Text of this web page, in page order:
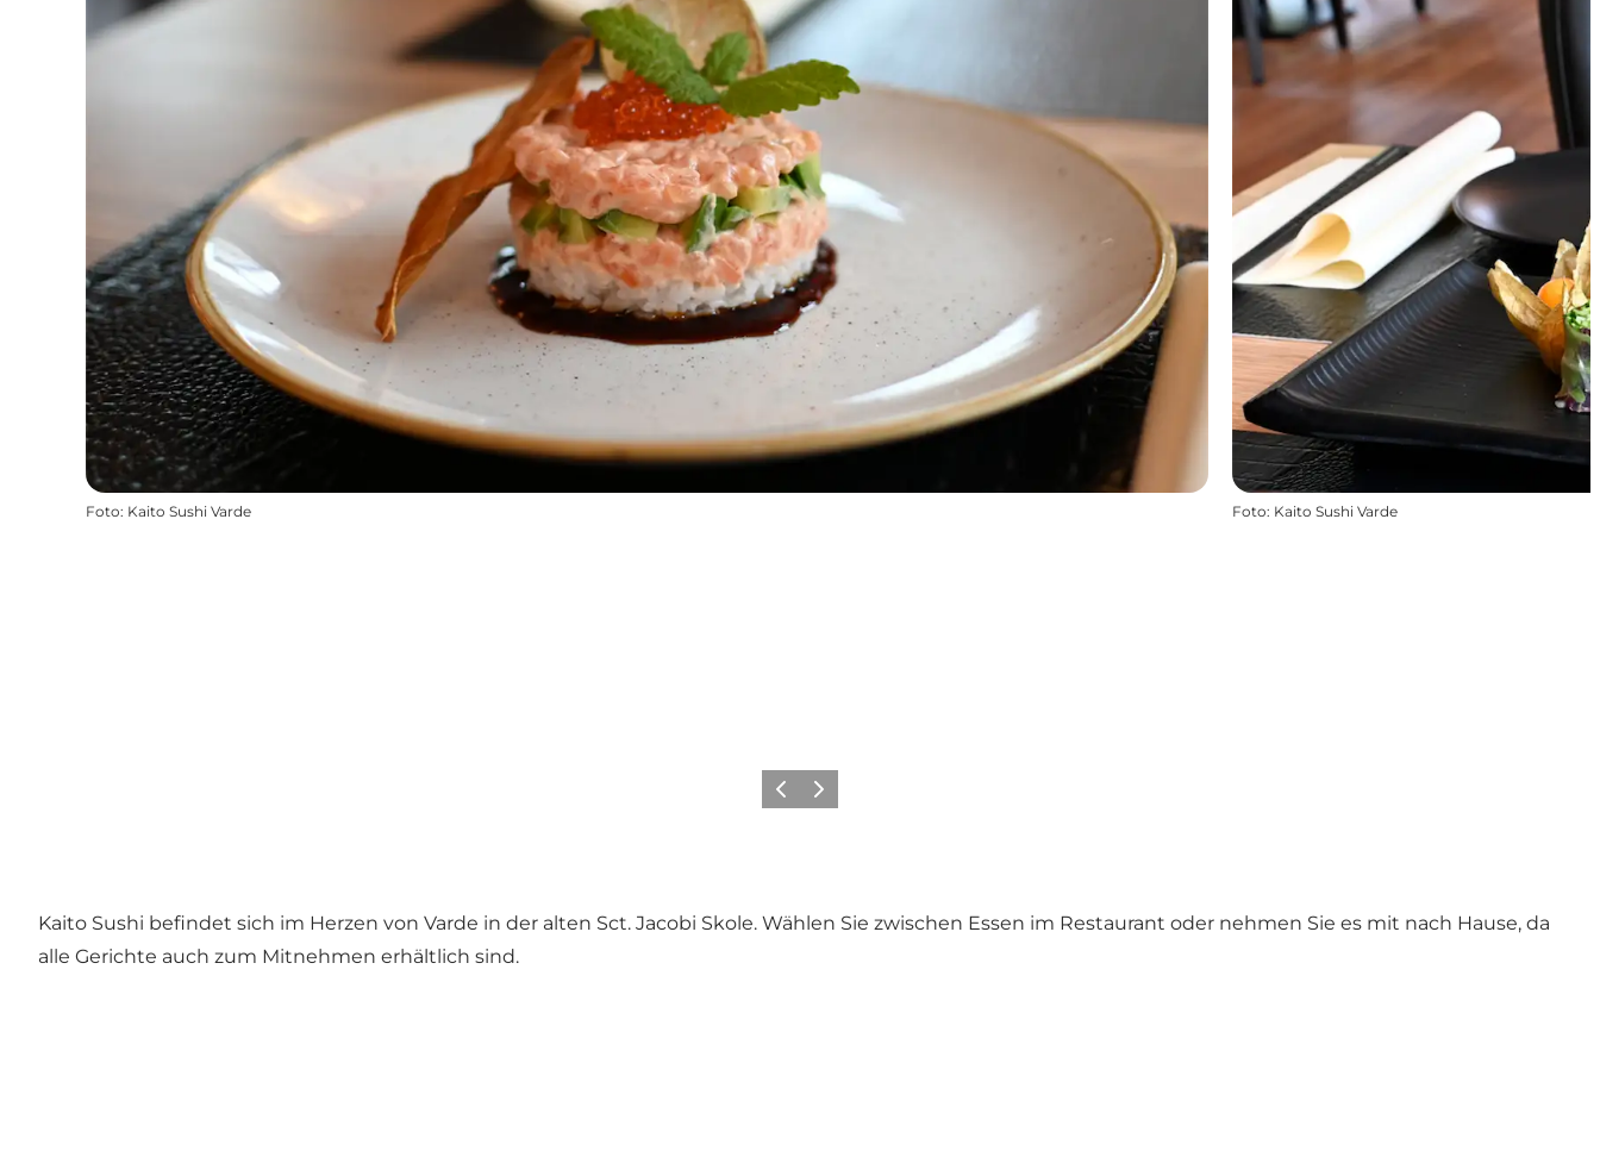
Foto: Kaito Sushi Varde Foto: Kaito Sushi Varde
ZurückWeiter
Kaito Sushi befindet sich im Herzen von Varde in der alten Sct. Jacobi Skole. Wählen Sie zwischen Essen im Restaurant oder nehmen Sie es mit nach Hause, da
alle Gerichte auch zum Mitnehmen erhältlich sind.